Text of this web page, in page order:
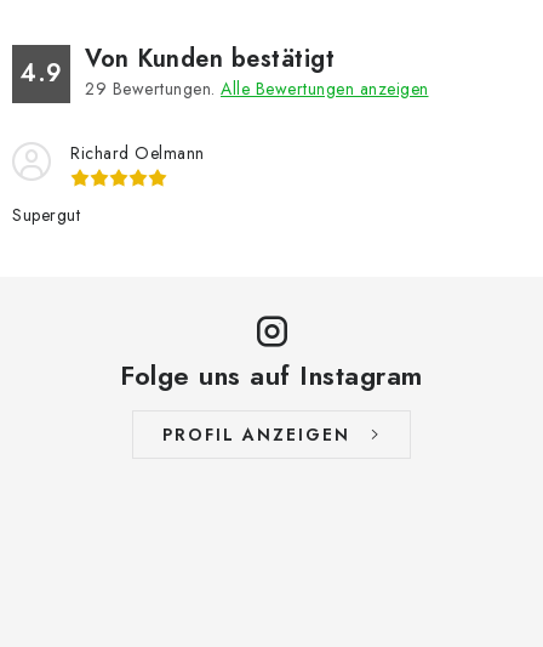
4.9 Von Kunden bestätigt
29 Bewertungen. Alle Bewertungen anzeigen
Richard Oelmann
Supergut
Folge uns auf Instagram
PROFIL ANZEIGEN